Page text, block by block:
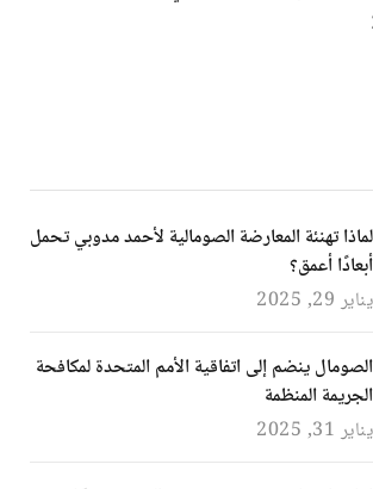
لماذا تهنئة المعارضة الصومالية لأحمد مدوبي تحمل
أبعادًا أعمق؟
يناير 29, 2025
الصومال ينضم إلى اتفاقية الأمم المتحدة لمكافحة
الجريمة المنظمة
يناير 31, 2025